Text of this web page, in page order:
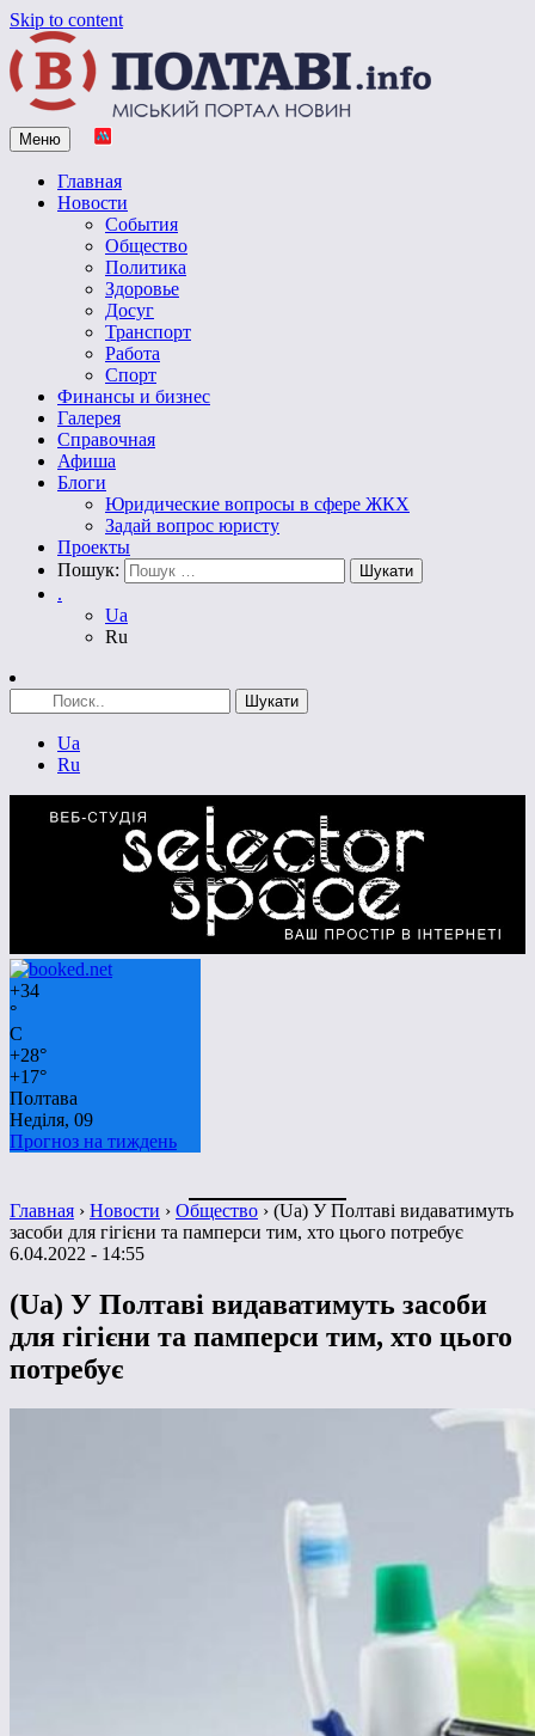
Skip to content
Vpoltave.info
Полтавский портал новостей
Меню
Главная
Новости
События
Общество
Политика
Здоровье
Досуг
Транспорт
Работа
Спорт
Финансы и бизнес
Галерея
Справочная
Афиша
Блоги
Юридические вопросы в сфере ЖКХ
Задай вопрос юристу
Проекты
Пошук:
.
Ua
Ru
Ua
Ru
+34
°
C
+28°
+17°
Полтава
Неділя, 09
Прогноз на тиждень
Главная › Новости › Общество › (Ua) У Полтаві видаватимуть
засоби для гігієни та памперси тим, хто цього потребує
6.04.2022 - 14:55
(Ua) У Полтаві видаватимуть засоби
для гігієни та памперси тим, хто цього
потребує